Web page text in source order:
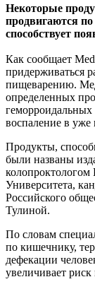
Некоторые
продвигаются
способствует
Как сообщает
придерживаться
пищеварению.
определенных
геморроидальных
воспаление в
Продукты,
были названы
Университета,
Российского
Тулиной.
По словам
по кишечнику,
дефекации
увеличивает